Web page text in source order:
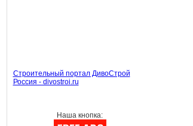
Строительный портал ДивоСтрой
Россия - divostroi.ru
Наша кнопка: